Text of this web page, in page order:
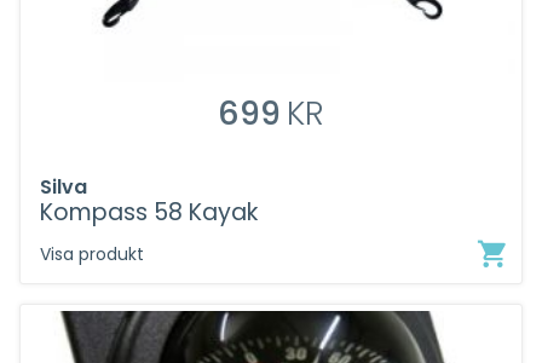
699 KR
Silva
Kompass 58 Kayak
Visa produkt